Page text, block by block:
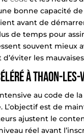
bonne capacité
avant de
de temps pour
souvent mieux
les
à Thaon-les-
au code de
L’objectif est de
ajustent le
réel avant